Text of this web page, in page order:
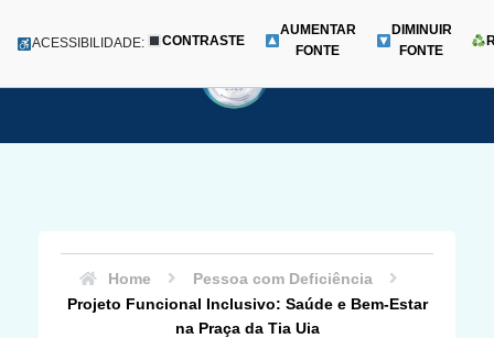
para
Menu
ACESSIBILIDADE: CONTRASTE
AUMENTAR
FONTE
DIMINUIR
FONTE
Home
Pessoa com Deficiência
Projeto Funcional Inclusivo: Saúde e Bem-Estar
na Praça da Tia Uia